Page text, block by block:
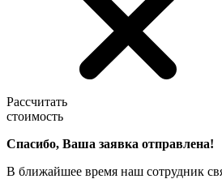
Рассчитать
стоимость
Спасибо, Ваша заявка отправлена!
В ближайшее время наш сотрудник